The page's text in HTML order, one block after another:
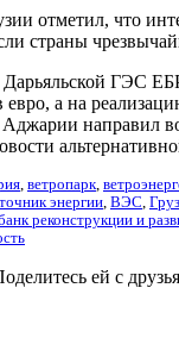
отметил, что
страны
Дарьяльской ГЭС
а на
направил
, ветропарк,
энергии, ВЭС,
реконструкции и
ей с